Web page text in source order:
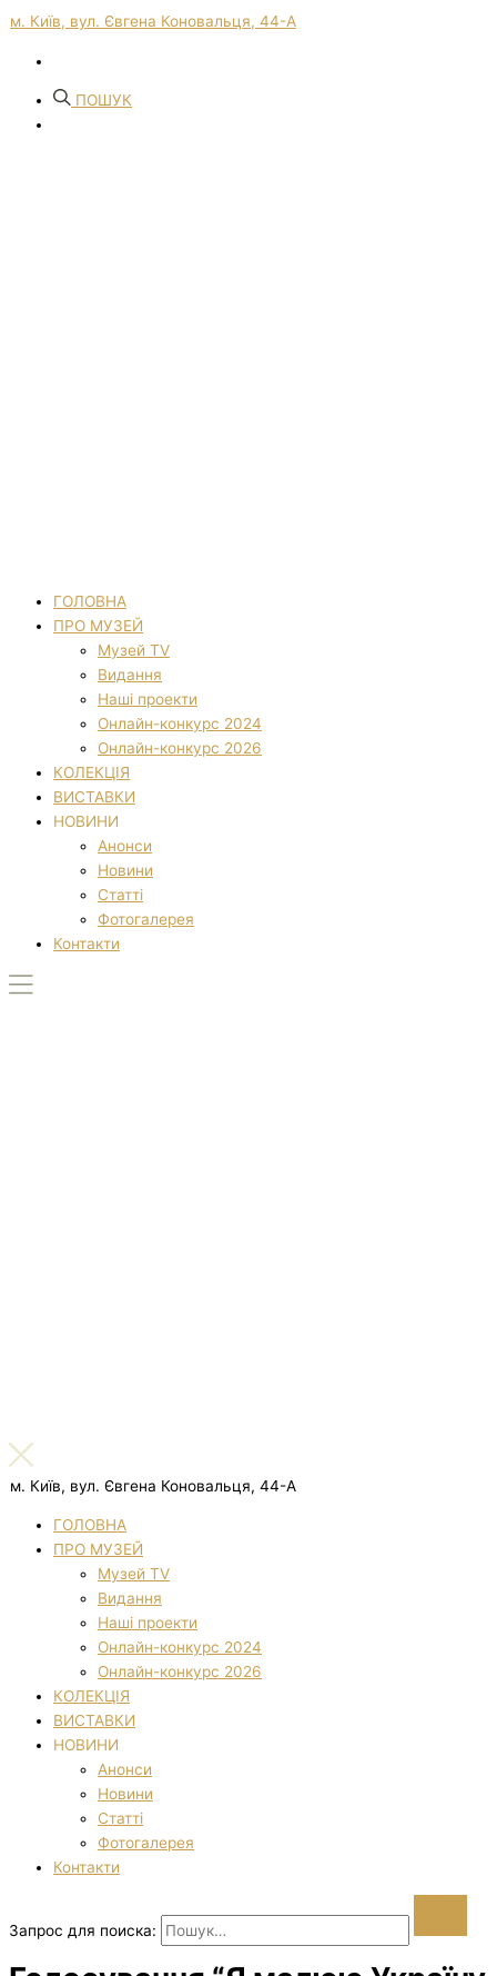
м. Київ, вул. Євгена Коновальця, 44-А
ПОШУК
ГОЛОВНА
ПРО МУЗЕЙ
Музей TV
Видання
Наші проекти
Онлайн-конкурс 2024
Онлайн-конкурс 2026
КОЛЕКЦІЯ
ВИСТАВКИ
НОВИНИ
Анонси
Новини
Статті
Фотогалерея
Контакти
м. Київ, вул. Євгена Коновальця, 44-А
ГОЛОВНА
ПРО МУЗЕЙ
Музей TV
Видання
Наші проекти
Онлайн-конкурс 2024
Онлайн-конкурс 2026
КОЛЕКЦІЯ
ВИСТАВКИ
НОВИНИ
Анонси
Новини
Статті
Фотогалерея
Контакти
Запрос для поиска: